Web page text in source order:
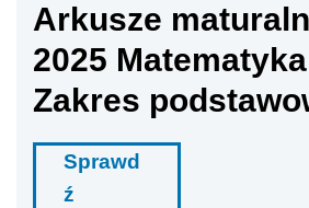
Arkusze
2025 Matematyka
Zakres
Sprawd
ź